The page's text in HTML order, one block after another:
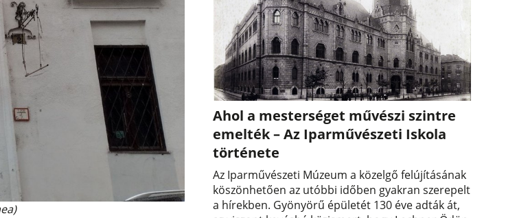
Ahol a mesterséget művészi szintre
emelték – Az Iparművészeti Iskola
története
Az Iparművészeti Múzeum a közelgő felújításának
köszönhetően az utóbbi időben gyakran szerepelt
a hírekben. Gyönyörű épületét 130 éve adták át,